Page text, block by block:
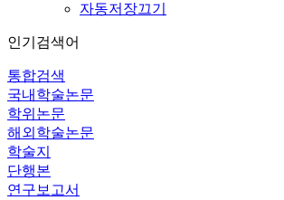
자동저장끄기
인기검색어
통합검색
국내학술논문
학위논문
해외학술논문
학술지
단행본
연구보고서